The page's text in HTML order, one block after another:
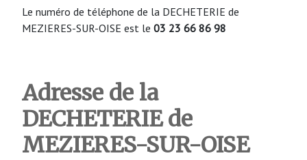
Le numéro de téléphone de la DECHETERIE de
MEZIERES-SUR-OISE est le 03 23 66 86 98
Adresse de la
DECHETERIE de
MEZIERES-SUR-OISE